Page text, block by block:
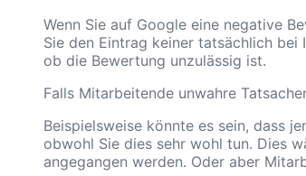
Wenn Sie auf Google eine negative
Sie den Eintrag keiner tatsächlich bei
ob die Bewertung unzulässig ist.
Falls Mitarbeitende unwahre
Beispielsweise könnte es sein, dass
obwohl Sie dies sehr wohl tun. Dies
angegangen werden. Oder aber